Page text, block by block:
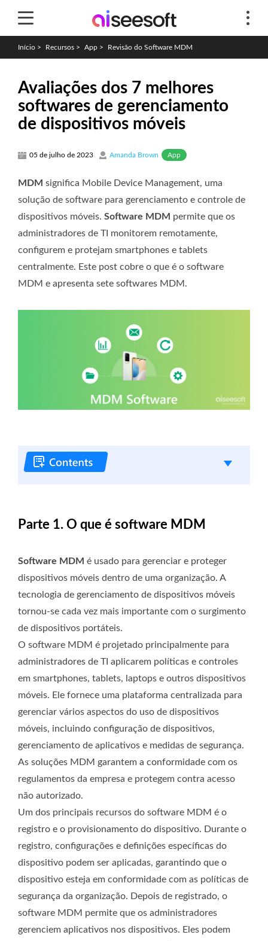
Início > Recursos > App > Revisão do Software MDM
Avaliações dos 7 melhores
softwares de gerenciamento
de dispositivos móveis
05 de julho de 2023 Amanda Brown App
MDM significa Mobile Device Management, uma
solução de software para gerenciamento e controle de
dispositivos móveis. Software MDM permite que os
administradores de TI monitorem remotamente,
configurem e protejam smartphones e tablets
centralmente. Este post cobre o que é o software
MDM e apresenta sete softwares MDM.
Parte 1. O que é software MDM
Software MDM é usado para gerenciar e proteger
dispositivos móveis dentro de uma organização. A
tecnologia de gerenciamento de dispositivos móveis
tornou-se cada vez mais importante com o surgimento
de dispositivos portáteis.
O software MDM é projetado principalmente para
administradores de TI aplicarem políticas e controles
em smartphones, tablets, laptops e outros dispositivos
móveis. Ele fornece uma plataforma centralizada para
gerenciar vários aspectos do uso de dispositivos
móveis, incluindo configuração de dispositivos,
gerenciamento de aplicativos e medidas de segurança.
As soluções MDM garantem a conformidade com os
regulamentos da empresa e protegem contra acesso
não autorizado.
Um dos principais recursos do software MDM é o
registro e o provisionamento do dispositivo. Durante o
registro, configurações e definições específicas do
dispositivo podem ser aplicadas, garantindo que o
dispositivo esteja em conformidade com as políticas de
segurança da organização. Depois de registrado, o
software MDM permite que os administradores
gerenciem aplicativos nos dispositivos. Eles podem